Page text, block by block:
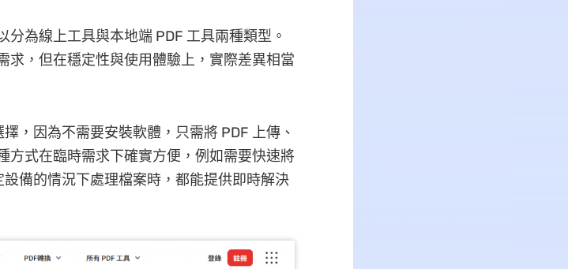
分為線上工具與本地端 PDF 工具兩種類型。
求，但在穩定性與使用體驗上，實際差異相當
，因為不需要安裝軟體，只需將 PDF 上傳、
方式在臨時需求下確實方便，例如需要快速將
備的情況下處理檔案時，都能提供即時解決